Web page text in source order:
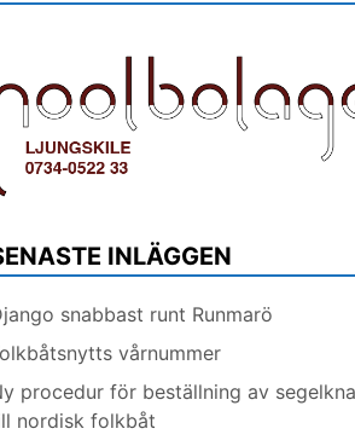
INLÄGGEN
snabbast runt Runmarö
vårnummer
procedur för beställning av
nordisk folkbåt